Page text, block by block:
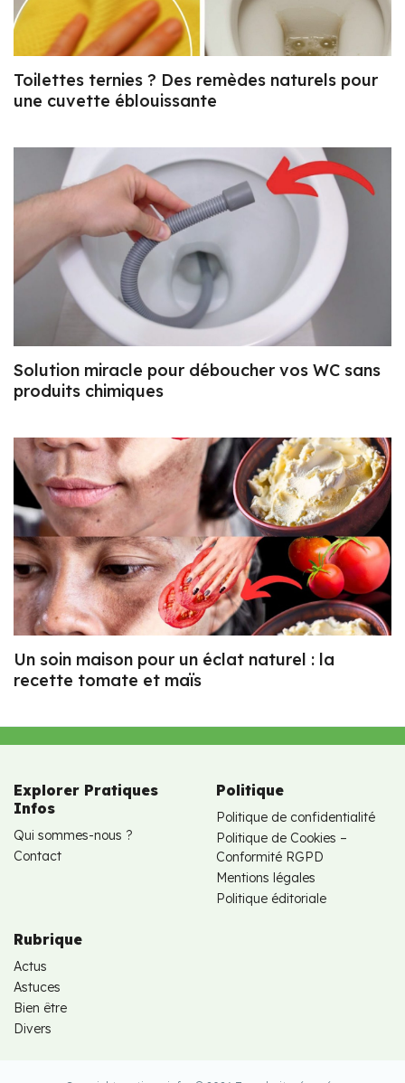
Toilettes ternies ? Des remèdes naturels pour
une cuvette éblouissante
Solution miracle pour déboucher vos WC sans
produits chimiques
Un soin maison pour un éclat naturel : la
recette tomate et maïs
Explorer Pratiques
Infos
Qui sommes-nous ?
Contact
Politique
Politique de confidentialité
Politique de Cookies –
Conformité RGPD
Mentions légales
Politique éditoriale
Rubrique
Actus
Astuces
Bien être
Divers